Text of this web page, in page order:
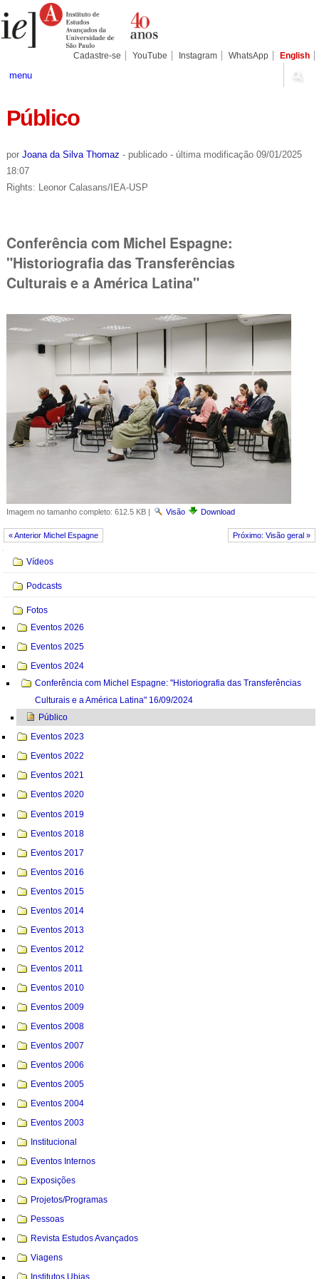
para
conteúdo.
Pessoais
Cadastre-se YouTube Instagram WhatsApp English
menu
Público
por Joana da Silva Thomaz - publicado - última modificação09/01/2025
18:07
Rights: Leonor Calasans/IEA-USP
Conferência com Michel Espagne:
"Historiografia das Transferências
Culturais e a América Latina"
Imagem no tamanho completo: 612.5 KB| Visão Download
« Anterior Michel Espagne Próximo: Visão geral »
Vídeos
Podcasts
Fotos
Eventos 2026
Eventos 2025
Eventos 2024
Conferência com Michel Espagne: "Historiografia das Transferências
Culturais e a América Latina" 16/09/2024
Público
Eventos 2023
Eventos 2022
Eventos 2021
Eventos 2020
Eventos 2019
Eventos 2018
Eventos 2017
Eventos 2016
Eventos 2015
Eventos 2014
Eventos 2013
Eventos 2012
Eventos 2011
Eventos 2010
Eventos 2009
Eventos 2008
Eventos 2007
Eventos 2006
Eventos 2005
Eventos 2004
Eventos 2003
Institucional
Eventos Internos
Exposições
Projetos/Programas
Pessoas
Revista Estudos Avançados
Viagens